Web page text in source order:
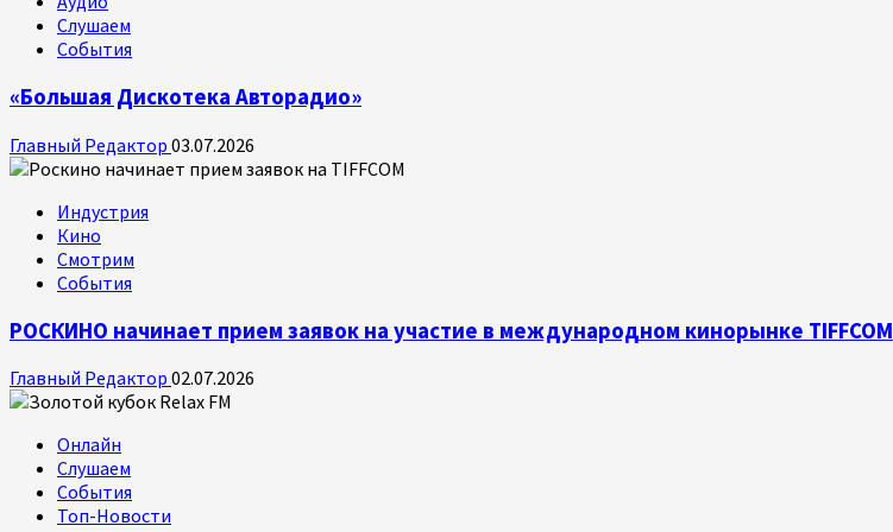
Слушаем
События
«Большая Дискотека Авторадио»
Главный Редактор 03.07.2026
Индустрия
Кино
Смотрим
События
РОСКИНО начинает прием заявок на участие в международном кинорынке TIFFCOM
Главный Редактор 02.07.2026
Онлайн
Слушаем
События
Топ-Новости